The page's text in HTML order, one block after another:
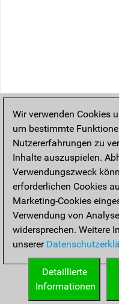
Wir verwenden Cookies
um bestimmte
Nutzererfahrungen zu
Inhalte auszuspielen.
Verwendungszweck
erforderlichen Cookies
Marketing-Cookies
Verwendung von
widersprechen. Weitere
unserer
Detaillierte
Informationen